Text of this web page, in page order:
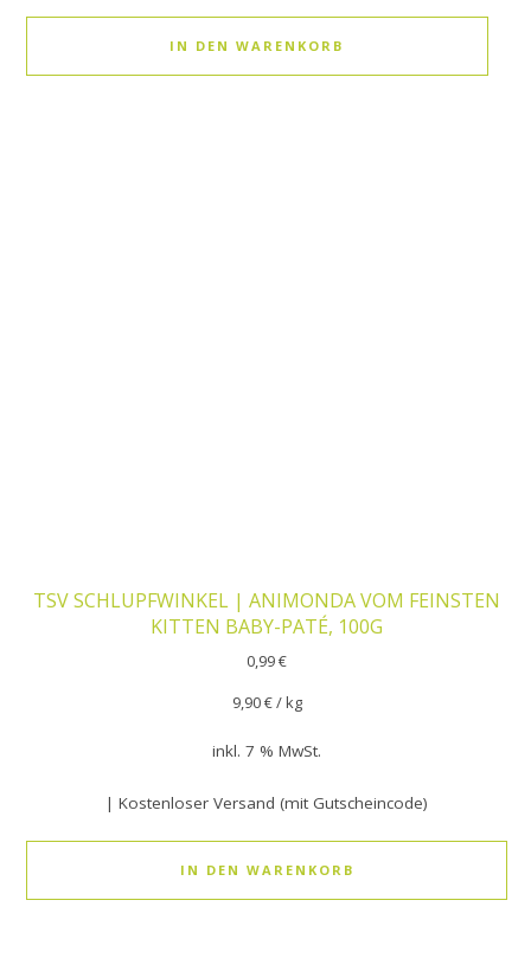
IN DEN WARENKORB
TSV SCHLUPFWINKEL | ANIMONDA VOM FEINSTEN
KITTEN BABY-PATÉ, 100G
0,99€
9,90€/kg
inkl. 7 % MwSt.
| Kostenloser Versand (mit Gutscheincode)
IN DEN WARENKORB